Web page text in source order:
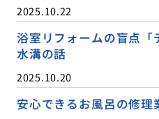
2025.10.22
浴室リフォームの盲点
水溝の話
2025.10.20
安心できるお風呂の修理